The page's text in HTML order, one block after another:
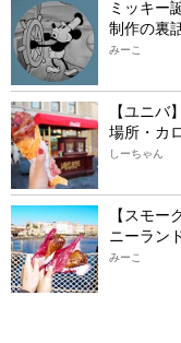
ミッキー
制作の裏
みーこ
【ユニバ
場所・カ
しーちゃん
【スモ
ニーラン
みーこ